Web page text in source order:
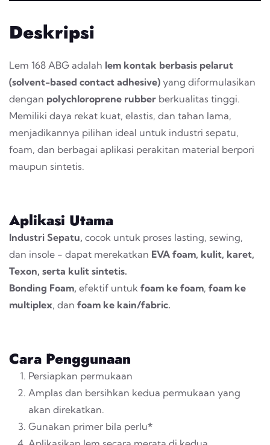
Deskripsi
Lem 168 ABG adalah lem kontak berbasis pelarut
(solvent-based contact adhesive) yang diformulasikan
dengan polychloroprene rubber berkualitas tinggi.
Memiliki daya rekat kuat, elastis, dan tahan lama,
menjadikannya pilihan ideal untuk industri sepatu,
foam, dan berbagai aplikasi perakitan material berpori
maupun sintetis.
Aplikasi Utama
Industri Sepatu, cocok untuk proses lasting, sewing,
dan insole - dapat merekatkan EVA foam, kulit, karet,
Texon, serta kulit sintetis.
Bonding Foam, efektif untuk foam ke foam, foam ke
multiplex, dan foam ke kain/fabric.
Cara Penggunaan
Persiapkan permukaan
Amplas dan bersihkan kedua permukaan yang
akan direkatkan.
Gunakan primer bila perlu*